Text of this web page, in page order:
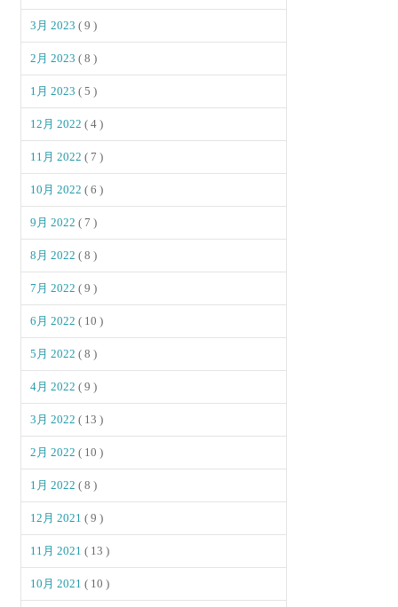
3月 2023( 9 )
2月 2023( 8 )
1月 2023( 5 )
12月 2022( 4 )
11月 2022( 7 )
10月 2022( 6 )
9月 2022( 7 )
8月 2022( 8 )
7月 2022( 9 )
6月 2022( 10 )
5月 2022( 8 )
4月 2022( 9 )
3月 2022( 13 )
2月 2022( 10 )
1月 2022( 8 )
12月 2021( 9 )
11月 2021( 13 )
10月 2021( 10 )